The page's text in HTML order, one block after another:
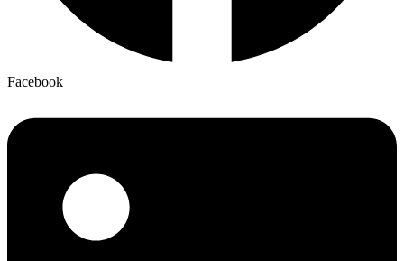
Facebook